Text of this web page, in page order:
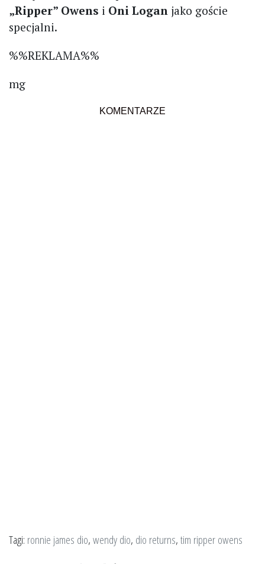
„Ripper” Owens i Oni Logan jako goście
specjalni.
%%REKLAMA%%
mg
KOMENTARZE
Tagi: ronnie james dio,wendy dio, dio returns,tim ripper owens